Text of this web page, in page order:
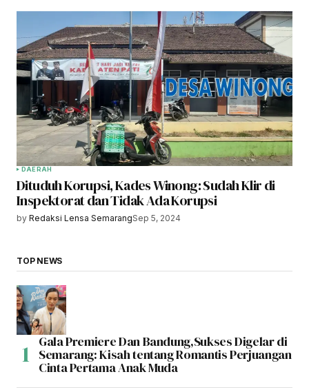
DAERAH
Dituduh Korupsi, Kades Winong: Sudah Klir di
Inspektorat dan Tidak Ada Korupsi
by Redaksi Lensa SemarangSep 5, 2024
TOP NEWS
Gala Premiere Dan Bandung,Sukses Digelar di
Semarang: Kisah tentang Romantis Perjuangan
Cinta Pertama Anak Muda